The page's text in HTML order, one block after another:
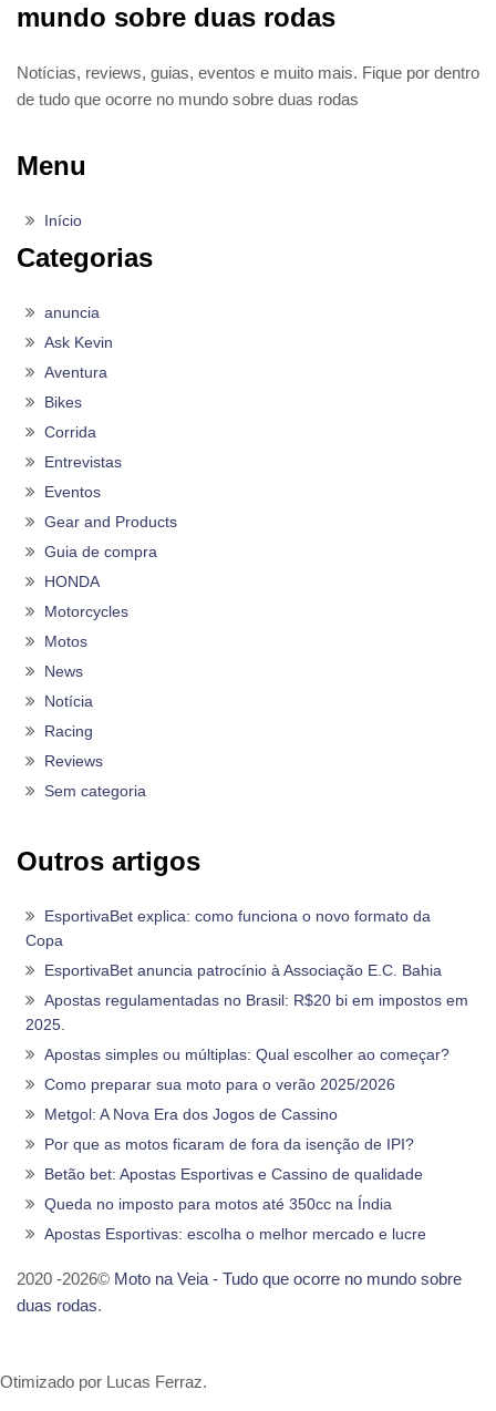
mundo sobre duas rodas
Notícias, reviews, guias, eventos e muito mais. Fique por dentro
de tudo que ocorre no mundo sobre duas rodas
Menu
Início
Categorias
anuncia
Ask Kevin
Aventura
Bikes
Corrida
Entrevistas
Eventos
Gear and Products
Guia de compra
HONDA
Motorcycles
Motos
News
Notícia
Racing
Reviews
Sem categoria
Outros artigos
EsportivaBet explica: como funciona o novo formato da
Copa
EsportivaBet anuncia patrocínio à Associação E.C. Bahia
Apostas regulamentadas no Brasil: R$20 bi em impostos em
2025.
Apostas simples ou múltiplas: Qual escolher ao começar?
Como preparar sua moto para o verão 2025/2026
Metgol: A Nova Era dos Jogos de Cassino
Por que as motos ficaram de fora da isenção de IPI?
Betão bet: Apostas Esportivas e Cassino de qualidade
Queda no imposto para motos até 350cc na Índia
Apostas Esportivas: escolha o melhor mercado e lucre
2020 -2026© Moto na Veia - Tudo que ocorre no mundo sobre
duas rodas.
Otimizado por Lucas Ferraz.